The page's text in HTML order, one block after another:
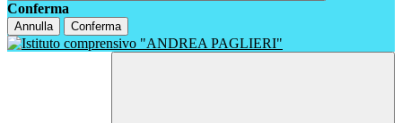
Conferma
Annulla Conferma